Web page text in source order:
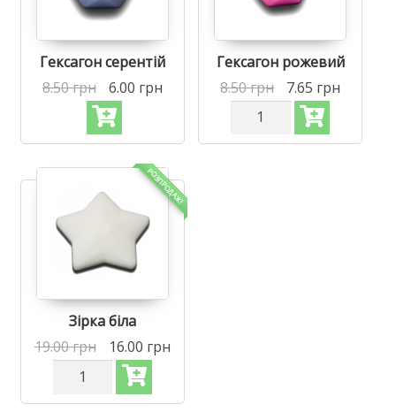
Гексагон серентій
8.50грн 6.00 грн
Гексагон рожевий
8.50грн 7.65 грн
Силіконова
бусинка,
бусина
Зірка біла
РОЗПРОДАЖ!
19.00грн 16.00 грн
Силіконова
бусинка,
бусина